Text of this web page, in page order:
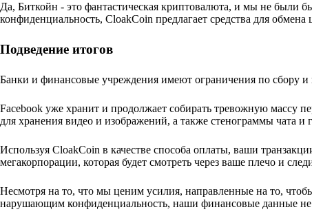
Да, Биткойн - это фантастическая криптовалюта, и мы не были
конфиденциальность, CloakCoin предлагает средства для
Подведение итогов
Банки и финансовые учреждения имеют ограничения по сбору и
Facebook уже хранит и продолжает собирать тревожную массу
для хранения видео и изображений, а также стенограммы чата
Используя CloakCoin в качестве способа оплаты, ваши
мегакорпорации, которая будет смотреть через ваше плечо и
Несмотря на то, что мы ценим усилия, направленные на то,
нарушающим конфиденциальность, наши финансовые данные не